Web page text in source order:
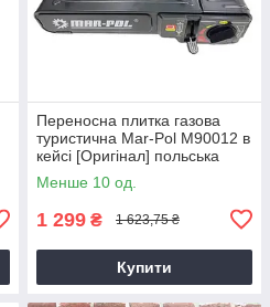
Переносна плитка газова
туристична Mar-Pol M90012 в
кейсі [Оригінал] польська
Менше 10 од.
1 299 ₴ 1 623,75 ₴
Купити